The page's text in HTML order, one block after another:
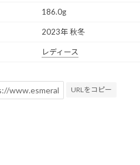
186.0g
2023年 秋冬
レディース
URLをコピー